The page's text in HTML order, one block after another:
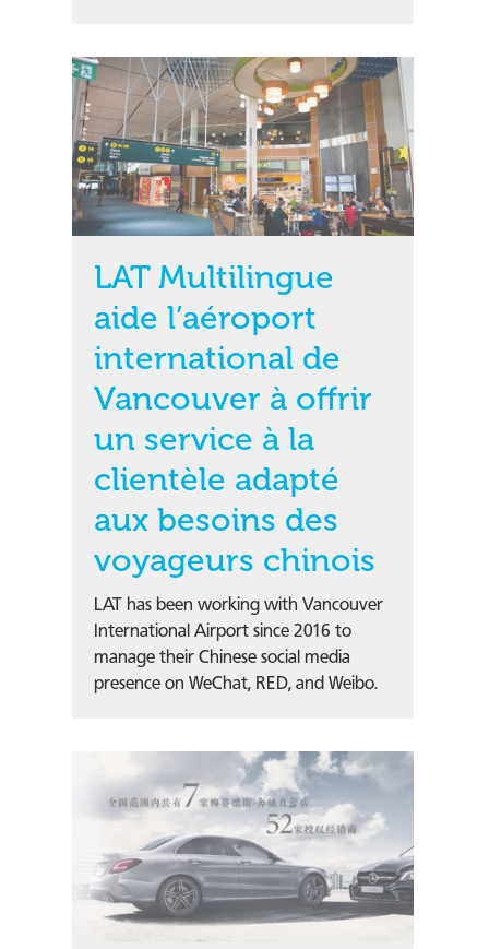
LAT Multilingue
aide l’aéroport
international de
Vancouver à offrir
un service à la
clientèle adapté
aux besoins des
voyageurs chinois
LAT has been working with Vancouver
International Airport since 2016 to
manage their Chinese social media
presence on WeChat, RED, and Weibo.